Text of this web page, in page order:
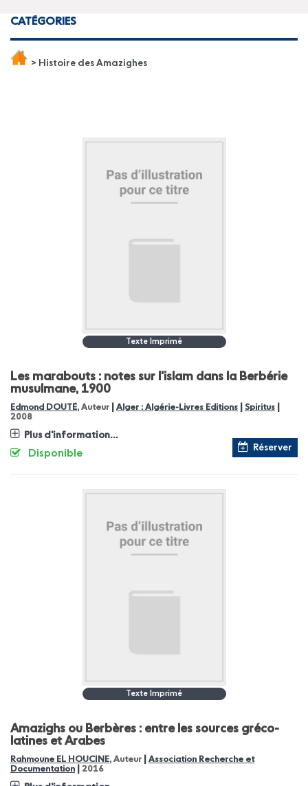
CATÉGORIES
> Histoire des Amazighes
Texte Imprimé
Les marabouts : notes sur l'islam dans la Berbérie
musulmane, 1900
Edmond DOUTÉ, Auteur Alger : Algérie-Livres Editions Spiritus
2008
Plus d'information...
Réserver
Disponible
Texte Imprimé
Amazighs ou Berbères : entre les sources gréco-
latines et Arabes
Rahmoune EL HOUCINE, Auteur
Association Recherche et
Documentation
2016